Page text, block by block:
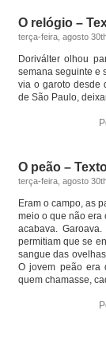
O relógio –
terça-feira, agosto
Doriválter olhou
semana seguinte e
via o garoto desde
de São Paulo, deix
O peão –
terça-feira, agosto
Eram o campo, as
meio o que não era
acabava.
permitiam que se
sangue das
O jovem peão era
quem chamasse,